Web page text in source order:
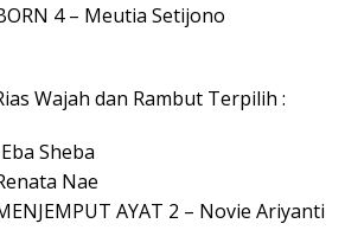
4 – Meutia Setijono
Wajah dan Rambut Terpilih :
Sheba
Nae
AYAT 2 – Novie Ariyanti